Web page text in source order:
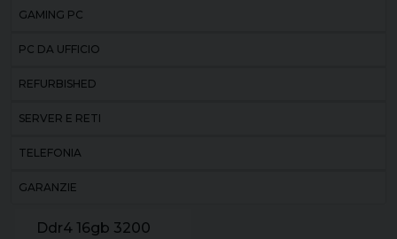
GAMING PC
PC DA UFFICIO
REFURBISHED
SERVER E RETI
TELEFONIA
GARANZIE
Ddr4 16gb 3200